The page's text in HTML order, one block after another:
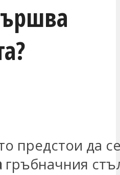
предстои да
гръбначния